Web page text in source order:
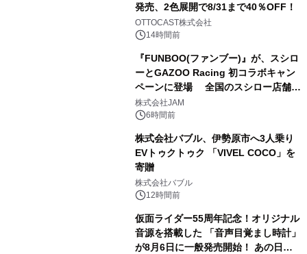
発売、2色展開で8/31まで40％OFF！
OTTOCAST株式会社
14時間前
『FUNBOO(ファンブー)』が、スシロ
ーとGAZOO Racing 初コラボキャン
ペーンに登場 全国のスシロー店舗で
GR 4車種の FUNBOO(ミニカー)付き
メニューが展開されます
株式会社JAM
6時間前
株式会社バブル、伊勢原市へ3人乗り
EVトゥクトゥク 「VIVEL COCO」を
寄贈
株式会社バブル
12時間前
仮面ライダー55周年記念！オリジナル
音源を搭載した 「音声目覚まし時計」
が8月6日に一般発売開始！ あの日の